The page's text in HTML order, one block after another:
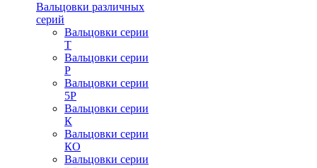
Вальцовки различных
серий
Вальцовки серии
Т
Вальцовки серии
Р
Вальцовки серии
5Р
Вальцовки серии
К
Вальцовки серии
КО
Вальцовки серии